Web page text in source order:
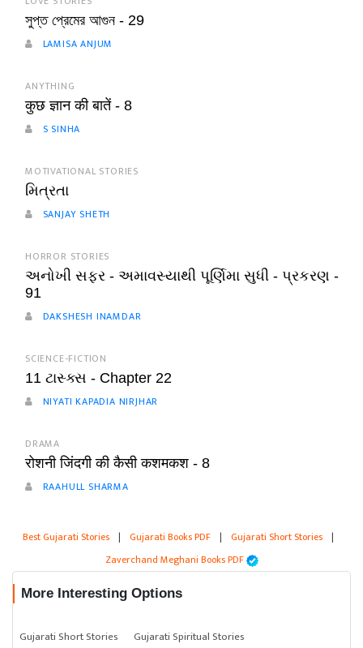
সুপ্ত প্রেমের আগুন - 29
LAMISA ANJUM
ANYTHING
कुछ ज्ञान की बातें - 8
S SINHA
MOTIVATIONAL STORIES
મિત્રતા
SANJAY SHETH
HORROR STORIES
અનોખી સફર - અમાવસ્યાથી પૂર્ણિમા સુધી - પ્રકરણ -
91
DAKSHESH INAMDAR
SCIENCE-FICTION
11 ટાસ્ક્સ - Chapter 22
NIYATI KAPADIA NIRJHAR
DRAMA
रोशनी जिंदगी की कैसी कशमकश - 8
RAAHULL SHARMA
Best Gujarati Stories | Gujarati Books PDF | Gujarati Short Stories |
Zaverchand Meghani Books PDF
More Interesting Options
Gujarati Short Stories
Gujarati Spiritual Stories